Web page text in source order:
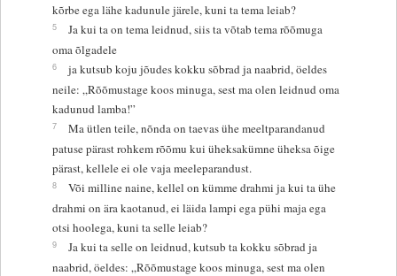
kõrbe ega lähe kadunule järele, kuni ta tema leiab?
5
Ja kui ta on tema leidnud, siis ta võtab tema rõõmuga
oma õlgadele
6
ja kutsub koju jõudes kokku sõbrad ja naabrid, öeldes
neile: „Rõõmustage koos minuga, sest ma olen leidnud oma
kadunud lamba!”
7
Ma ütlen teile, nõnda on taevas ühe meeltparandanud
patuse pärast rohkem rõõmu kui üheksakümne üheksa õige
pärast, kellele ei ole vaja meeleparandust.
8
Või milline naine, kellel on kümme drahmi ja kui ta ühe
drahmi on ära kaotanud, ei läida lampi ega pühi maja ega
otsi hoolega, kuni ta selle leiab?
9
Ja kui ta selle on leidnud, kutsub ta kokku sõbrad ja
naabrid, öeldes: „Rõõmustage koos minuga, sest ma olen